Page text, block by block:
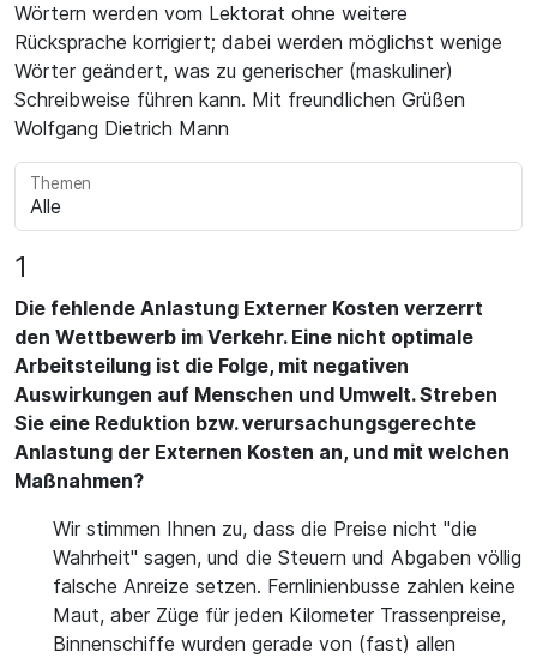
Wörtern werden vom Lektorat ohne weitere
Rücksprache korrigiert; dabei werden möglichst wenige
Wörter geändert, was zu generischer (maskuliner)
Schreibweise führen kann. Mit freundlichen Grüßen
Wolfgang Dietrich Mann
Themen
1
Die fehlende Anlastung Externer Kosten verzerrt
den Wettbewerb im Verkehr. Eine nicht optimale
Arbeitsteilung ist die Folge, mit negativen
Auswirkungen auf Menschen und Umwelt. Streben
Sie eine Reduktion bzw. verursachungsgerechte
Anlastung der Externen Kosten an, und mit welchen
Maßnahmen?
Wir stimmen Ihnen zu, dass die Preise nicht "die
Wahrheit" sagen, und die Steuern und Abgaben völlig
falsche Anreize setzen. Fernlinienbusse zahlen keine
Maut, aber Züge für jeden Kilometer Trassenpreise,
Binnenschiffe wurden gerade von (fast) allen